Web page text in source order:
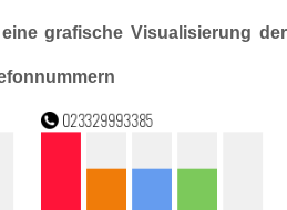
grafische Visualisierung der